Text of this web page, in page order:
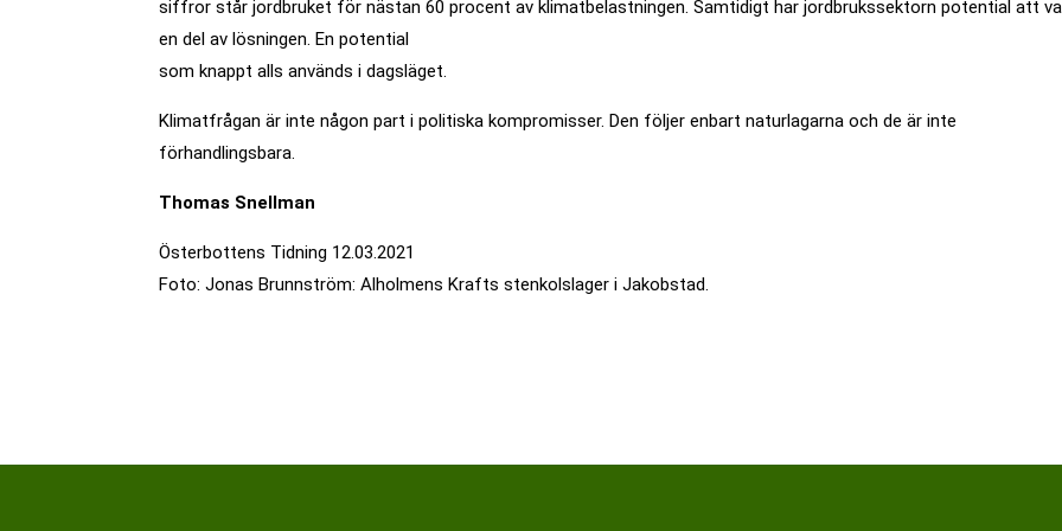
siffror står jordbruket för nästan 60 procent av klimatbelastningen. Samtidigt har jordbrukssektorn potential att
en del av lösningen. En potential
som knappt alls används i dagsläget.
Klimatfrågan är inte någon part i politiska kompromisser. Den följer enbart naturlagarna och de är inte
förhandlingsbara.
Thomas Snellman
Österbottens Tidning 12.03.2021
Foto: Jonas Brunnström: Alholmens Krafts stenkolslager i Jakobstad.